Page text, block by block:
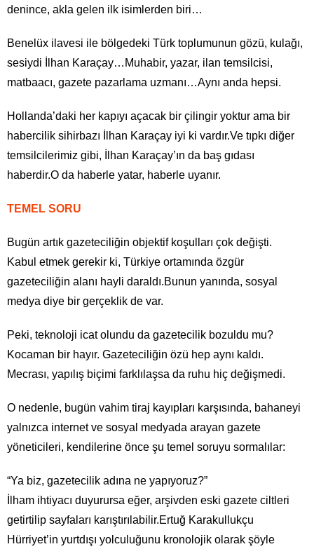
denince, akla gelen ilk isimlerden biri…
Benelüx ilavesi ile bölgedeki Türk toplumunun gözü, kulağı,
sesiydi İlhan Karaçay…Muhabir, yazar, ilan temsilcisi,
matbaacı, gazete pazarlama uzmanı…Aynı anda hepsi.
Hollanda’daki her kapıyı açacak bir çilingir yoktur ama bir
habercilik sihirbazı İlhan Karaçay iyi ki vardır.Ve tıpkı diğer
temsilcilerimiz gibi, İlhan Karaçay’ın da baş gıdası
haberdir.O da haberle yatar, haberle uyanır.
TEMEL SORU
Bugün artık gazeteciliğin objektif koşulları çok değişti.
Kabul etmek gerekir ki, Türkiye ortamında özgür
gazeteciliğin alanı hayli daraldı.Bunun yanında, sosyal
medya diye bir gerçeklik de var.
Peki, teknoloji icat olundu da gazetecilik bozuldu mu?
Kocaman bir hayır. Gazeteciliğin özü hep aynı kaldı.
Mecrası, yapılış biçimi farklılaşsa da ruhu hiç değişmedi.
O nedenle, bugün vahim tiraj kayıpları karşısında, bahaneyi
yalnızca internet ve sosyal medyada arayan gazete
yöneticileri, kendilerine önce şu temel soruyu sormalılar:
“Ya biz, gazetecilik adına ne yapıyoruz?”
İlham ihtiyacı duyurursa eğer, arşivden eski gazete ciltleri
getirtilip sayfaları karıştırılabilir.Ertuğ Karakullukçu
Hürriyet’in yurtdışı yolculuğunu kronolojik olarak şöyle